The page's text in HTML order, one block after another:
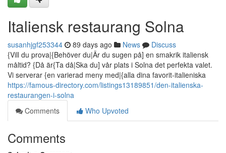
Italiensk restaurang Solna
susanhjgf253344 89 days ago News
Discuss
{Vill du prova|{Behöver du|Är du sugen på] en smakrik italiensk
måltid? {Då är{Ta då|Ska du] vår plats i Solna det perfekta valet.
Vi serverar {en varierad meny med|{alla dina favorit-italieniska
https://famous-directory.com/listings13189851/den-italienska-
restaurangen-i-solna
Comments
Who Upvoted
Comments